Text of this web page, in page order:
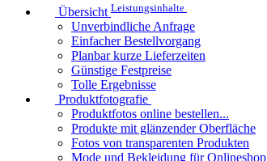
Übersicht Leistungsinhalte
Unverbindliche Anfrage
Einfacher Bestellvorgang
Planbar kurze Lieferzeiten
Günstige Festpreise
Tolle Ergebnisse
Produktfotografie
Produktfotos online bestellen...
Produkte mit glänzender Oberfläche
Fotos von transparenten Produkten
Mode und Bekleidung für Onlineshop